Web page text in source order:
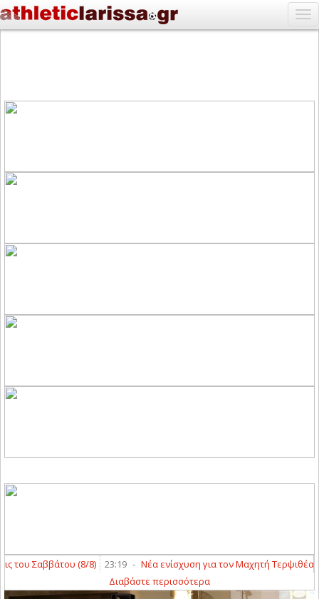
(8/8) 23:19 - Νέα ενίσχυση για τον Μαχητή Τερψιθέας με
Διαβάστε περισσότερα